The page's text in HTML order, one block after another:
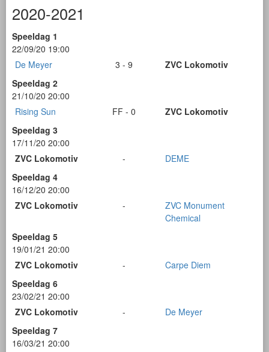
2020-2021
Speeldag 1
22/09/20 19:00
De Meyer
3 - 9
ZVC Lokomotiv
Speeldag 2
21/10/20 20:00
Rising Sun
FF - 0
ZVC Lokomotiv
Speeldag 3
17/11/20 20:00
ZVC Lokomotiv
-
DEME
Speeldag 4
16/12/20 20:00
ZVC Lokomotiv
-
ZVC Monument
Chemical
Speeldag 5
19/01/21 20:00
ZVC Lokomotiv
-
Carpe Diem
Speeldag 6
23/02/21 20:00
ZVC Lokomotiv
-
De Meyer
Speeldag 7
16/03/21 20:00